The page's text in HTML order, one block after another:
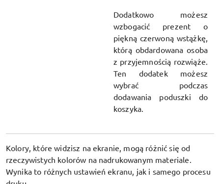
Dodatkowo możesz
wzbogacić prezent o
piękną czerwoną wstążkę,
którą obdardowana osoba
z przyjemnością rozwiąże.
Ten dodatek możesz
wybrać podczas
dodawania poduszki do
koszyka.
Kolory, które widzisz na ekranie, mogą różnić się od
rzeczywistych kolorów na nadrukowanym materiale.
Wynika to różnych ustawień ekranu, jak i samego procesu